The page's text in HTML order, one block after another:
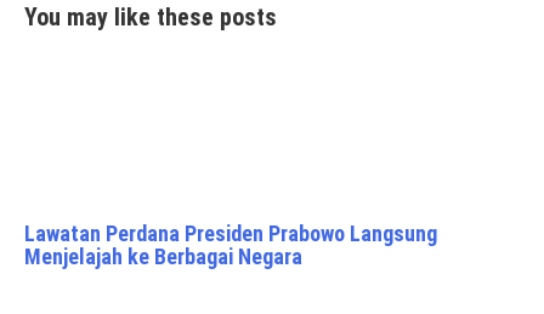
You may like these posts
Lawatan Perdana Presiden Prabowo Langsung
Menjelajah ke Berbagai Negara